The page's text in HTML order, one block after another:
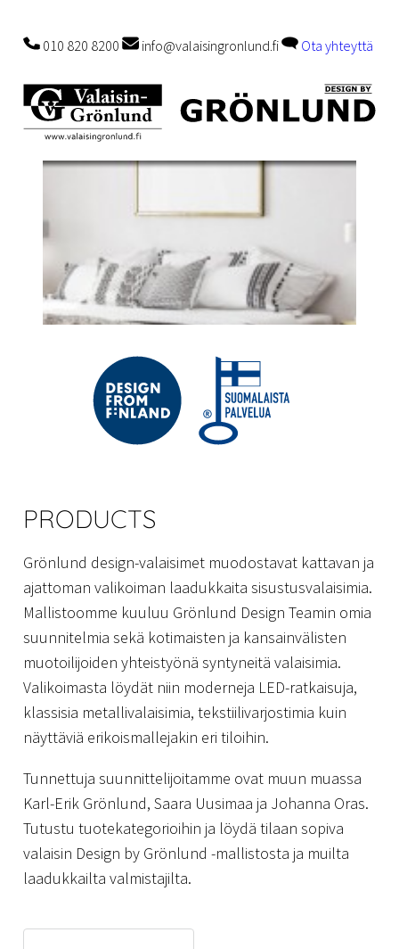
010 820 8200 info@valaisingronlund.fi Ota yhteyttä
PRODUCTS
Grönlund design-valaisimet muodostavat kattavan ja
ajattoman valikoiman laadukkaita sisustusvalaisimia.
Mallistoomme kuuluu Grönlund Design Teamin omia
suunnitelmia sekä kotimaisten ja kansainvälisten
muotoilijoiden yhteistyönä syntyneitä valaisimia.
Valikoimasta löydät niin moderneja LED-ratkaisuja,
klassisia metallivalaisimia, tekstiilivarjostimia kuin
näyttäviä erikoismallejakin eri tiloihin.
Tunnettuja suunnittelijoitamme ovat muun muassa
Karl-Erik Grönlund, Saara Uusimaa ja Johanna Oras.
Tutustu tuotekategorioihin ja löydä tilaan sopiva
valaisin Design by Grönlund -mallistosta ja muilta
laadukkailta valmistajilta.